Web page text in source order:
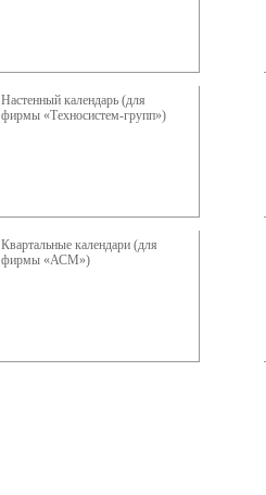
Настенный календарь (для
фирмы «Техносистем-групп»)
Квартальные календари (для
фирмы «АСМ»)